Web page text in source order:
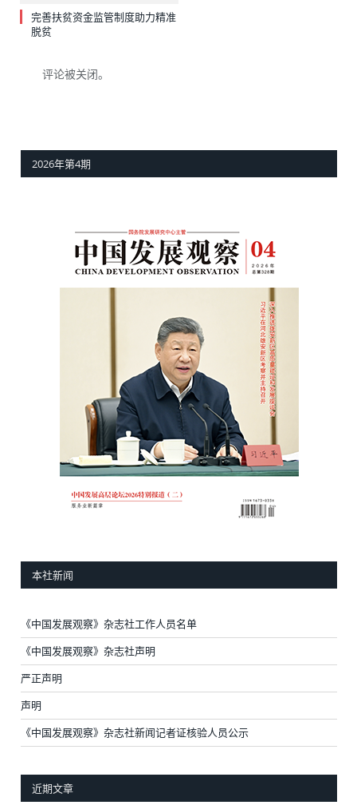
完善扶贫资金监管制度助力精准
脱贫
评论被关闭。
2026年第4期
本社新闻
《中国发展观察》杂志社工作人员名单
《中国发展观察》杂志社声明
严正声明
声明
《中国发展观察》杂志社新闻记者证核验人员公示
近期文章